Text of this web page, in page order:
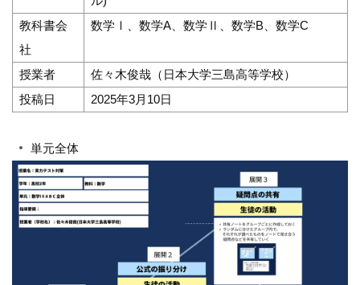
教科書会
社
数学Ⅰ、数学A、数学Ⅱ、数学B、数学C
授業者
佐々木俊哉（日本大学三島高等学校）
投稿日
2025年3月10日
単元全体